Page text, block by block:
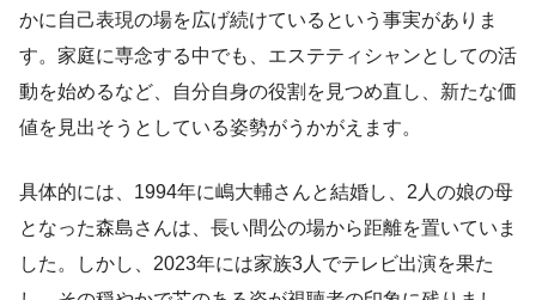
かに自己表現の場を広げ続けているという事実がありま
す。家庭に専念する中でも、エステティシャンとしての活
動を始めるなど、自分自身の役割を見つめ直し、新たな価
値を見出そうとしている姿勢がうかがえます。
具体的には、1994年に嶋大輔さんと結婚し、2人の娘の母
となった森島さんは、長い間公の場から距離を置いていま
した。しかし、2023年には家族3人でテレビ出演を果た